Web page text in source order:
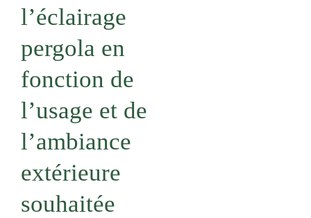
l’éclairage
pergola en
fonction de
l’usage et de
l’ambiance
extérieure
souhaitée